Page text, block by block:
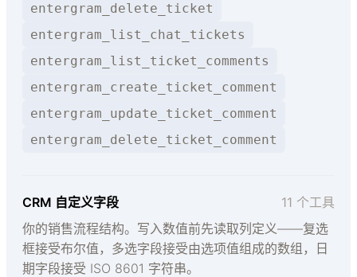
entergram_delete_ticket
entergram_list_chat_tickets
entergram_list_ticket_comments
entergram_create_ticket_comment
entergram_update_ticket_comment
entergram_delete_ticket_comment
CRM 自定义字段
11 个工具
你的销售流程结构。写入数值前先读取列定义——复选
框接受布尔值，多选字段接受由选项值组成的数组，日
期字段接受 ISO 8601 字符串。